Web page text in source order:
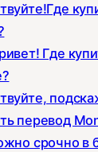
Где
перевод
срочно в